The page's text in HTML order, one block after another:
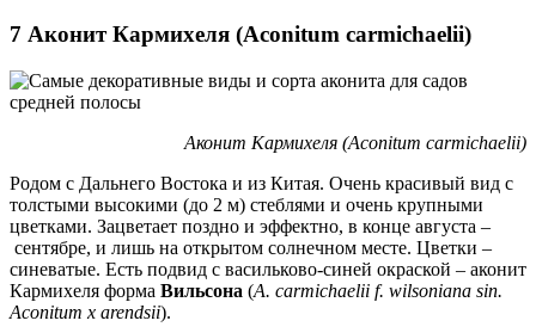
7 Аконит Кармихеля (Aconitum carmichaelii)
Аконит Кармихеля (Aconitum сarmichaelii)
Родом с Дальнего Востока и из Китая. Очень красивый вид с
толстыми высокими (до 2 м) стеблями и очень крупными
цветками. Зацветает поздно и эффектно, в конце августа –
сентябре, и лишь на открытом солнечном месте. Цветки –
синеватые. Есть подвид с васильково-синей окраской – аконит
Кармихеля форма Вильсона (A. сarmichaelii f. wilsoniana sin.
Aconitum x arendsii).